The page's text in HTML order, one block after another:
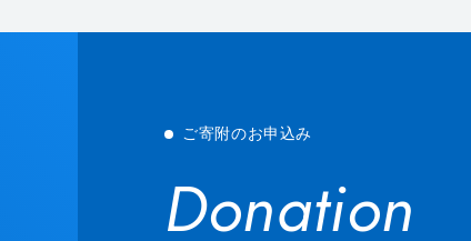
ご寄附のお申込み
Donation